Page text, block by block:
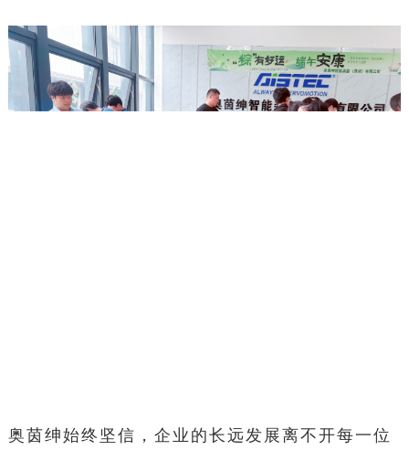
奥茵绅始终坚信，企业的长远发展离不开每一位